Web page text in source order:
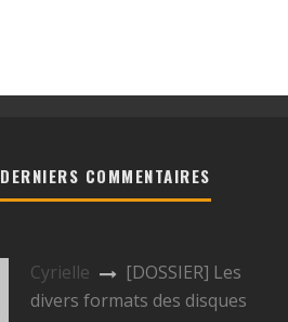
DERNIERS COMMENTAIRES
Cyrielle
[DOSSIER] Les
divers formats des disques